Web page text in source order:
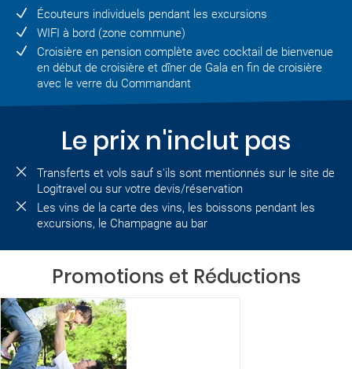
Écouteurs individuels pendant les excursions
WIFI à bord (zone commune)
Croisière en pension complète avec cocktail de bienvenue
en début de croisière et dîner de Gala en fin de croisière
avec le verre du Commandant
Le prix n'inclut pas
Transferts et vols sauf s'ils sont mentionnés sur le site de
Logitravel ou sur votre devis/réservation
Les vins de la carte des vins, les boissons pendant les
excursions, le Champagne au bar
Promotions et Réductions